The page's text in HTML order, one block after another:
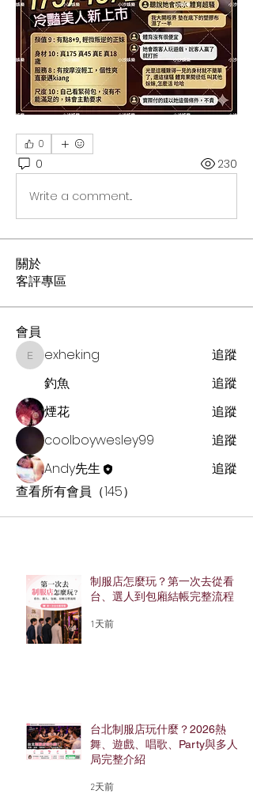
0
0 230
Write a comment...
關於
客評專區
會員
exheking
exheking
追蹤
釣魚
追蹤
煙花
追蹤
coolboywesley99
追蹤
Andy先生
追蹤
查看所有會員（145）
制服店怎麼玩？第一次去從看
台、選人到包廂結帳完整流程
1天前
台北制服店玩什麼？2026熱
舞、遊戲、唱歌、Party與多人
局完整介紹
2天前